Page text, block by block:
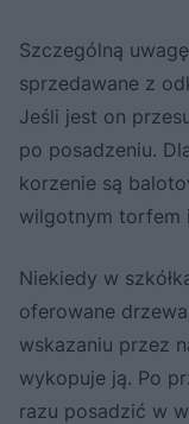
Szczególną
sprzedawane z
Jeśli jest on
po posadzeniu.
korzenie są
wilgotnym torfem
Niekiedy w
oferowane
wskazaniu przez
wykopuje ją. Po
razu posadzić w